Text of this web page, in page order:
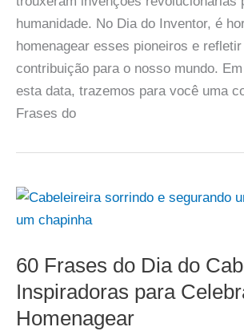
humanidade. No Dia do Inventor, é
homenagear esses pioneiros e
contribuição para o nosso mundo.
esta data, trazemos para você uma
Frases do
60 Frases do Dia do
Inspiradoras para
Homenagear